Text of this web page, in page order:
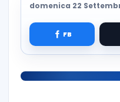
domenica 22